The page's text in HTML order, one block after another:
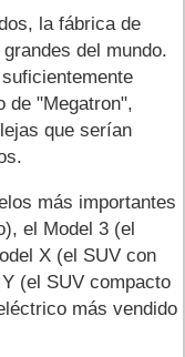
la fábrica de
del mundo.
de "Megatron",
que serían
más importantes
el Model 3 (el
X (el SUV con
(el SUV compacto
más vendido